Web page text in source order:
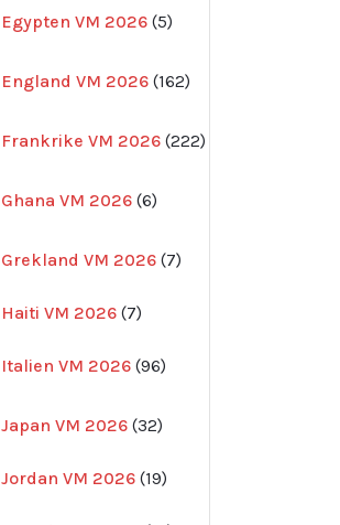
Egypten VM 2026 5
produkter
England VM 2026 162
produkter
Frankrike VM 2026 222
produkter
Ghana VM 2026 6
produkter
Grekland VM 2026 7
produkter
Haiti VM 2026 77
Italien VM 2026 96
produkter
Japan VM 2026 32
produkter
Jordan VM 2026 1919